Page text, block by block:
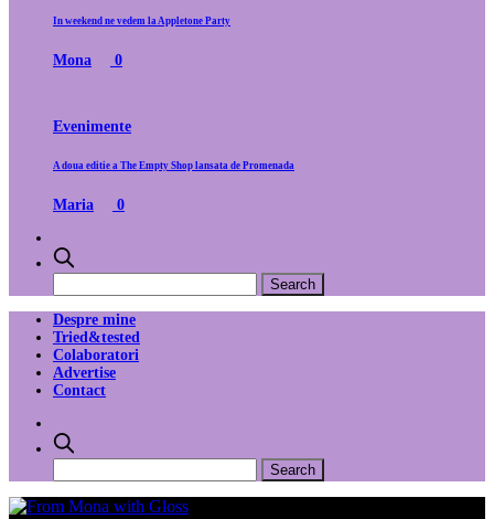
In weekend ne vedem la Appletone Party
Mona 0
Evenimente
A doua editie a The Empty Shop lansata de Promenada
Maria 0
Despre mine
Tried&tested
Colaboratori
Advertise
Contact